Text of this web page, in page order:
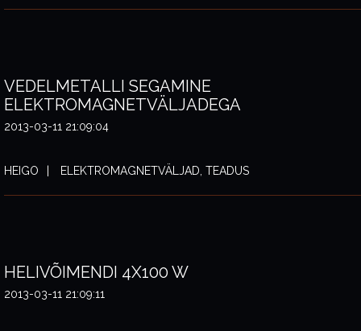
VEDELMETALLI SEGAMINE
ELEKTROMAGNETVÄLJADEGA
2013-03-11 21:09:04
HEIGO ELEKTROMAGNETVÄLJAD, TEADUS
HELIVÕIMENDI 4X100 W
2013-03-11 21:09:11